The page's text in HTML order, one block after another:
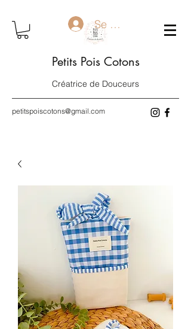
Petits Pois Cotons
Créatrice de Douceurs
petitspoiscotons@gmail.com
Se connecter